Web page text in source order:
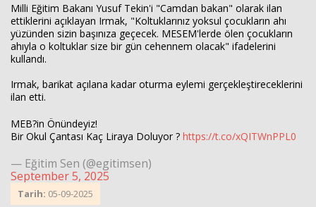
Milli Eğitim Bakanı Yusuf Tekin'i "Camdan bakan" olarak ilan
ettiklerini açıklayan Irmak, "Koltuklarınız yoksul çocukların ahı
yüzünden sizin başınıza geçecek. MESEM'lerde ölen çocukların
ahıyla o koltuklar size bir gün cehennem olacak" ifadelerini
kullandı.
Irmak, barikat açılana kadar oturma eylemi gerçekleştireceklerini
ilan etti.
MEB?in Önündeyiz!
Bir Okul Çantası Kaç Liraya Doluyor ? https://t.co/xQITWnPPL0
— Eğitim Sen (@egitimsen)
September 5, 2025
Tarih: 05-09-2025